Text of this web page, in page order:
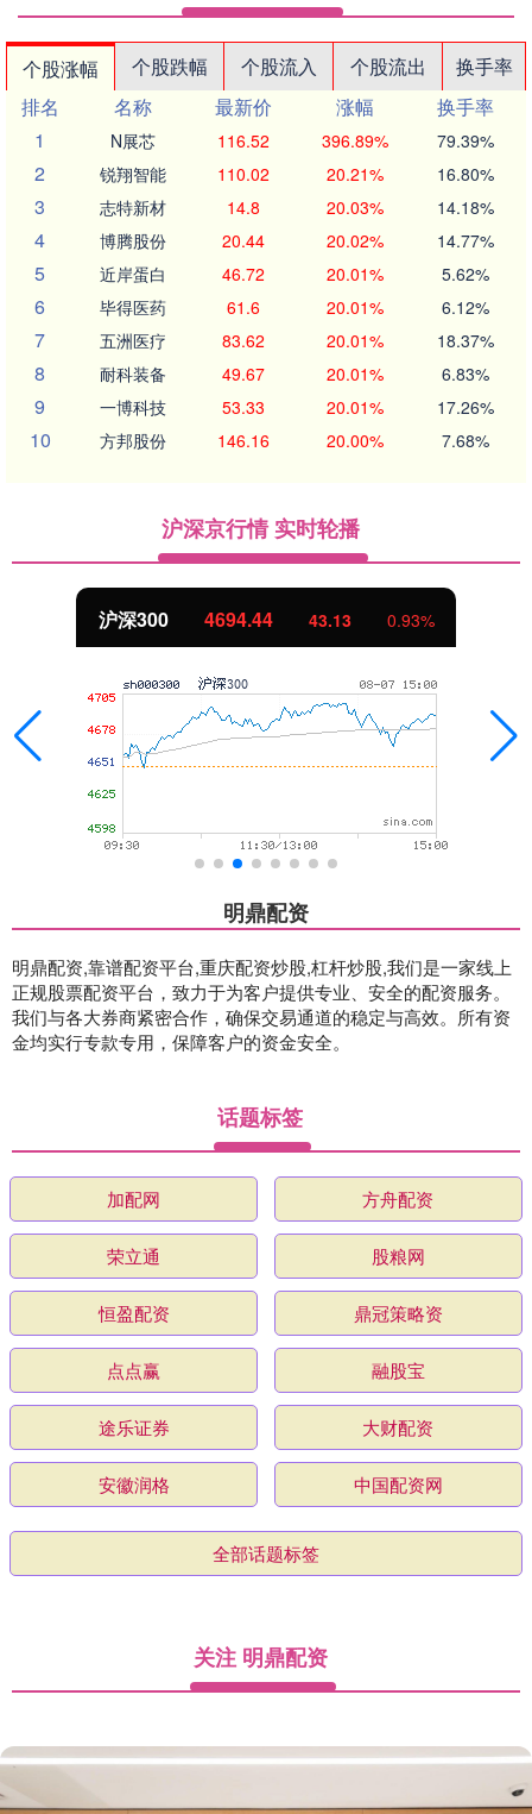
个股涨幅 个股跌幅 个股流入 个股流出
换手率
排名
名称 最新价 涨幅
换手率
1
N展芯 116.52 396.89% 79.39%
2 锐翔智能 110.02 20.21% 16.80%
3 志特新材 14.8 20.03% 14.18%
4 博腾股份 20.44 20.02% 14.77%
5 近岸蛋白 46.72 20.01% 5.62%
6 毕得医药 61.6 20.01% 6.12%
7 五洲医疗 83.62 20.01% 18.37%
8 耐科装备 49.67 20.01% 6.83%
9 一博科技 53.33 20.01% 17.26%
10 方邦股份 146.16 20.00% 7.68%
沪深京行情 实时轮播
北证50 1134.24 11.37 1.01%
明鼎配资
明鼎配资,靠谱配资平台,重庆配资炒股,杠杆炒股,我们是一家线上
正规股票配资平台，致力于为客户提供专业、安全的配资服务。
我们与各大券商紧密合作，确保交易通道的稳定与高效。所有资
金均实行专款专用，保障客户的资金安全。
话题标签
加配网 方舟配资
荣立通 股粮网
恒盈配资 鼎冠策略资
点点赢 融股宝
途乐证券 大财配资
安徽润格 中国配资网
全部话题标签
关注 明鼎配资